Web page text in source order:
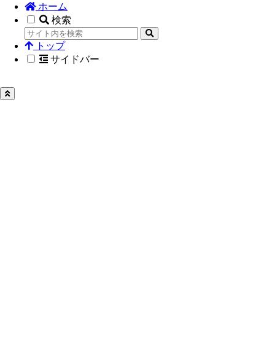
ホーム
検索
トップ
サイドバー